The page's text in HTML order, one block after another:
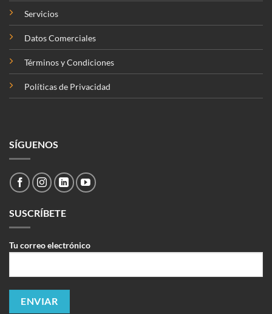
Servicios
Datos Comerciales
Términos y Condiciones
Políticas de Privacidad
SÍGUENOS
SUSCRÍBETE
Tu correo electrónico